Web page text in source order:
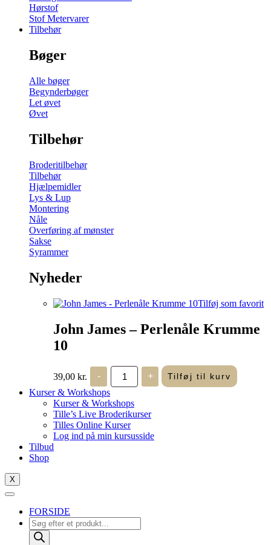
Hørstof
Stof Metervarer
Tilbehør
Bøger
Alle bøger
Begynderbøger
Let øvet
Øvet
Tilbehør
Broderitilbehør
Tilbehør
Hjælpemidler
Lys & Lup
Montering
Nåle
Overføring af mønster
Sakse
Syrammer
Nyheder
Tilføj som favorit
John James – Perlenåle Krumme
10
39,00 kr. -
John
James
-
Perlenåle
Krumme
10
antal
+ Tilføj til kurv
Kurser & Workshops
Kurser & Workshops
Tille’s Live Broderikurser
Tilles Online Kurser
Log ind på min kursusside
Tilbud
Shop
X
FORSIDE
Products
search